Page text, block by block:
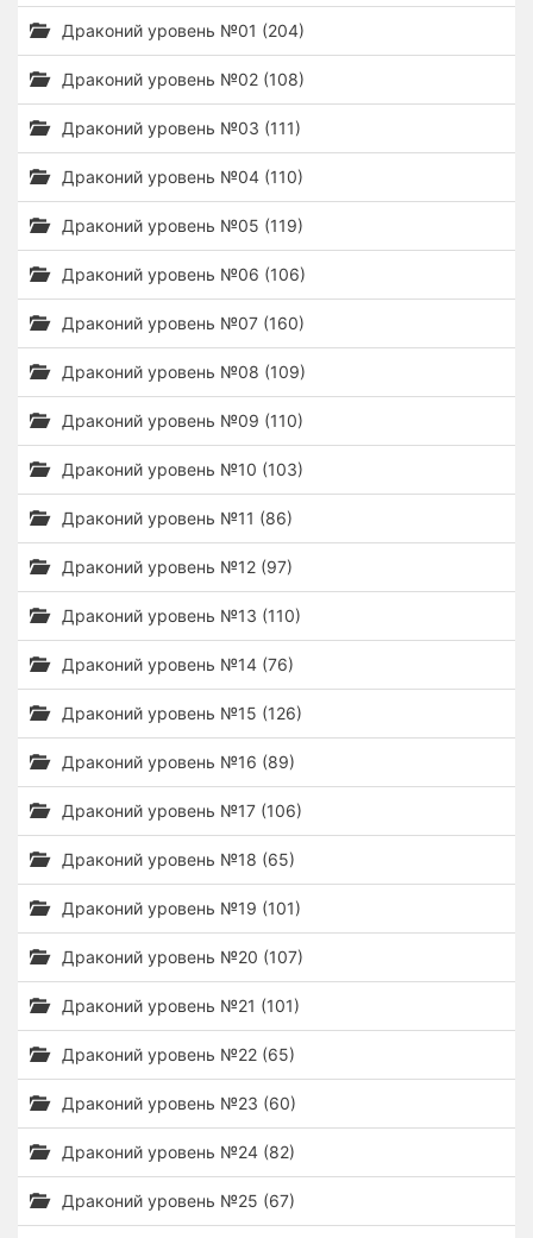
Драконий уровень №01 (204)
Драконий уровень №02 (108)
Драконий уровень №03 (111)
Драконий уровень №04 (110)
Драконий уровень №05 (119)
Драконий уровень №06 (106)
Драконий уровень №07 (160)
Драконий уровень №08 (109)
Драконий уровень №09 (110)
Драконий уровень №10 (103)
Драконий уровень №11 (86)
Драконий уровень №12 (97)
Драконий уровень №13 (110)
Драконий уровень №14 (76)
Драконий уровень №15 (126)
Драконий уровень №16 (89)
Драконий уровень №17 (106)
Драконий уровень №18 (65)
Драконий уровень №19 (101)
Драконий уровень №20 (107)
Драконий уровень №21 (101)
Драконий уровень №22 (65)
Драконий уровень №23 (60)
Драконий уровень №24 (82)
Драконий уровень №25 (67)